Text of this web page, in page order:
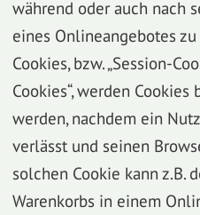
während oder auch nach
eines Onlineangebotes
Cookies, bzw. „Session-
Cookies“, werden
werden, nachdem ein
verlässt und seinen
solchen Cookie kann z.B.
Warenkorbs in einem